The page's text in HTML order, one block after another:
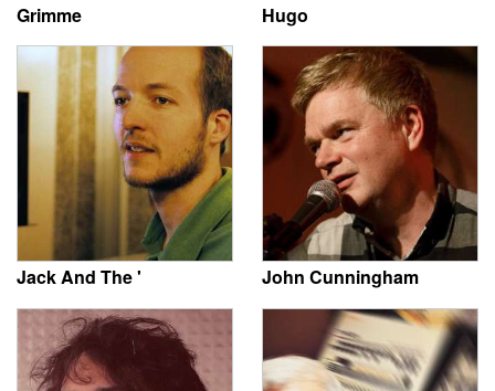
Grimme Hugo
Jack And The ' John Cunningham